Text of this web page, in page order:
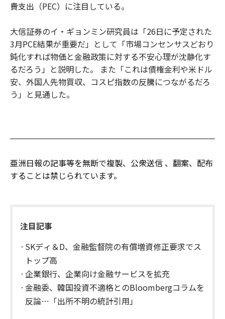
費支出（PEC）に注目している。
大信証券のイ・ギョンミン研究員は「26日に予定された
3月PCE結果が重要だ」として「市場コンセンサスどおり
鈍化すれば物価と金融政策に対する不安心理が沈静化す
るだろう」と説明した。 また「これは債権金利や米ドル
安、外国人先物買収、コスピ指数の反騰につながるだろ
う」と見通した。
亜洲日報の記事等を無断で複製、公衆送信 、翻案、配布
することは禁じられています。
注目記事
SKディ＆D、金融監督院の有償増資修正要求でス
トップ高
企業銀行、企業向け金融サービスを拡充
金融委、韓国投資不適格とのBloombergコラムを
反論…「出所不明の統計引用」